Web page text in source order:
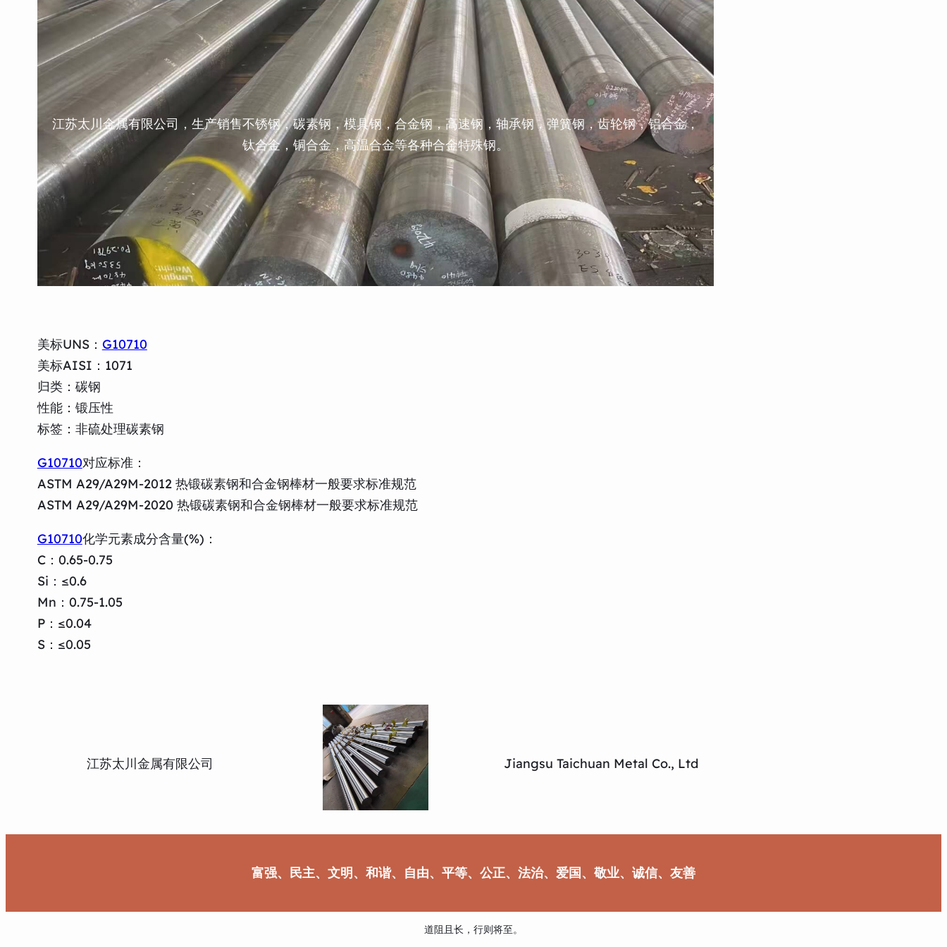
江苏太川金属有限公司，生产销售不锈钢，碳素钢，模具钢，合金钢，高速钢，轴承钢，弹簧钢，齿轮钢，铝合金，
钛合金，铜合金，高温合金等各种合金特殊钢。
美标UNS： G10710
美标AISI：1071
归类：碳钢
性能：锻压性
标签：非硫处理碳素钢
G10710对应标准：
ASTM A29/A29M-2012 热锻碳素钢和合金钢棒材一般要求标准规范
ASTM A29/A29M-2020 热锻碳素钢和合金钢棒材一般要求标准规范
G10710化学元素成分含量(%)：
C：0.65-0.75
Si：≤0.6
Mn：0.75-1.05
P：≤0.04
S：≤0.05
江苏太川金属有限公司 Jiangsu Taichuan Metal Co., Ltd
富强、民主、文明、和谐、自由、平等、公正、法治、爱国、敬业、诚信、友善
道阻且长，行则将至。